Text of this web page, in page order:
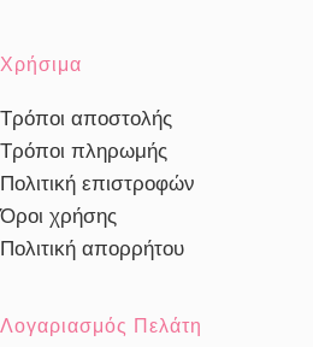
Χρήσιμα
Τρόποι αποστολής
Τρόποι πληρωμής
Πολιτική επιστροφών
Όροι χρήσης
Πολιτική απορρήτου
Λογαριασμός Πελάτη